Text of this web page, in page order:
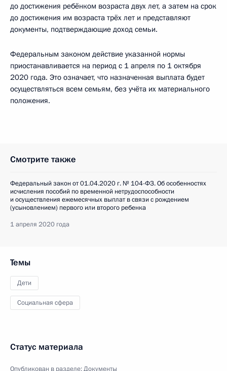
до достижения ребёнком возраста двух лет, а затем на срок
до достижения им возраста трёх лет и представляют
документы, подтверждающие доход семьи.
Федеральным законом действие указанной нормы
приостанавливается на период с 1 апреля по 1 октября
2020 года. Это означает, что назначенная выплата будет
осуществляться всем семьям, без учёта их материального
положения.
Смотрите также
Федеральный закон от 01.04.2020 г. № 104-ФЗ. Об особенностях
исчисления пособий по временной нетрудоспособности
и осуществления ежемесячных выплат в связи с рождением
(усыновлением) первого или второго ребенка
1 апреля 2020 года
Темы
Дети
Социальная сфера
Статус материала
Опубликован в разделе:Документы